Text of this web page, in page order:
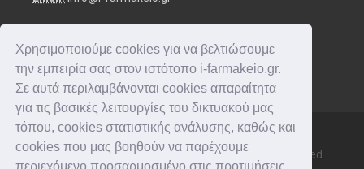
Χρησιμοποιούμε cookies για να βελτιώσουμε
την εμπειρία σας στον ιστότοπο i-farmakeio.gr.
Σε αυτά περιλαμβάνονται cookies απαραίτητα
για τις βασικές λειτουργίες του δικτυακού μας
τόπου, cookies στατιστικής ανάλυσης, καθώς και
cookies που μας βοηθούν να παρέχουμε
περιεχόμενο προσαρμοσμένο στις προτιμήσεις
Copyright © 2016-2026 i-farmakeio. All rights reserved.